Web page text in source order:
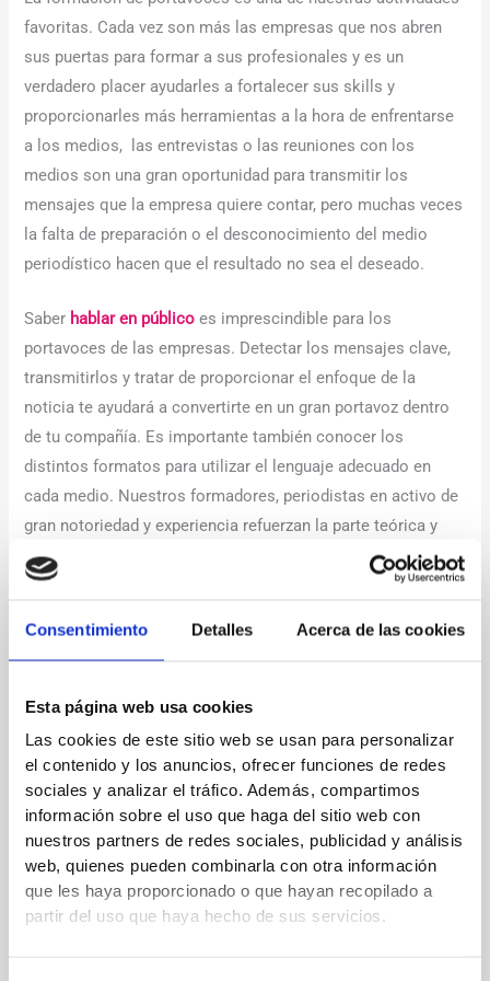
Consentimiento Detalles Acerca de las cookies
Esta página web usa cookies
Las cookies de este sitio web se usan para personalizar
el contenido y los anuncios, ofrecer funciones de redes
sociales y analizar el tráfico. Además, compartimos
información sobre el uso que haga del sitio web con
nuestros partners de redes sociales, publicidad y análisis
web, quienes pueden combinarla con otra información
que les haya proporcionado o que hayan recopilado a
partir del uso que haya hecho de sus servicios.
favoritas. Cada vez son más las empresas que nos abren
sus puertas para formar a sus profesionales y es un
verdadero placer ayudarles a fortalecer sus skills y
proporcionarles más herramientas a la hora de enfrentarse
a los medios, las entrevistas o las reuniones con los
medios son una gran oportunidad para transmitir los
mensajes que la empresa quiere contar, pero muchas veces
la falta de preparación o el desconocimiento del medio
periodístico hacen que el resultado no sea el deseado.
Saber hablar en público es imprescindible para los
portavoces de las empresas. Detectar los mensajes clave,
transmitirlos y tratar de proporcionar el enfoque de la
noticia te ayudará a convertirte en un gran portavoz dentro
de tu compañía. Es importante también conocer los
distintos formatos para utilizar el lenguaje adecuado en
cada medio. Nuestros formadores, periodistas en activo de
gran notoriedad y experiencia refuerzan la parte teórica y
hacen gran hincapié en la práctica.
información no dudes en escribirnos a
←Entrada anterior Entrada siguiente
Deja un comentario
Tu dirección de correo electrónico no será publicada. Los
campos obligatorios están marcados con *